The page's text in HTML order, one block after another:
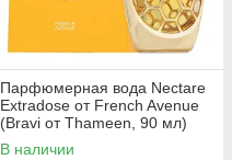
Парфюмерная вода Nectare
Extradose от French Avenue
(Bravi от Thameen, 90 мл)
В наличии